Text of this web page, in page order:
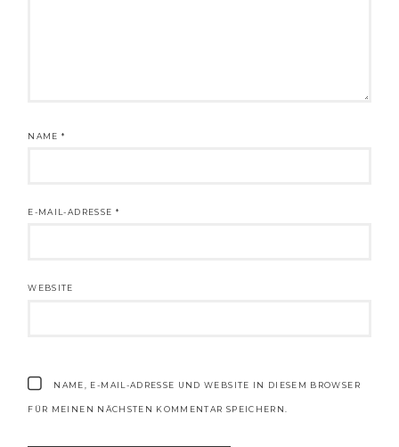
NAME*
E-MAIL-ADRESSE *
WEBSITE
NAME, E-MAIL-ADRESSE UND WEBSITE IN DIESEM BROWSER
FÜR MEINEN NÄCHSTEN KOMMENTAR SPEICHERN.